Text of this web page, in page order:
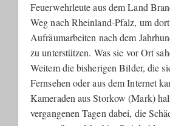
Feuerwehrleute aus dem Land
Weg nach Rheinland-Pfalz, um
Aufräumarbeiten nach dem
zu unterstützen. Was sie vor Ort
Weitem die bisherigen Bilder, die
Fernsehen oder aus dem Internet
Kameraden aus Storkow (Mark)
vergangenen Tagen dabei, die